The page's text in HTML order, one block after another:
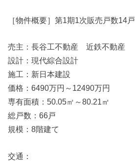
［物件概要］第1期1次販売戸数14戸
売主：長谷工不動産 近鉄不動産
設計：現代綜合設計
施工：新日本建設
価格：6490万円～12490万円
専有面積：50.05㎡～80.21㎡
総戸数：66戸
規模：8階建て
交通：